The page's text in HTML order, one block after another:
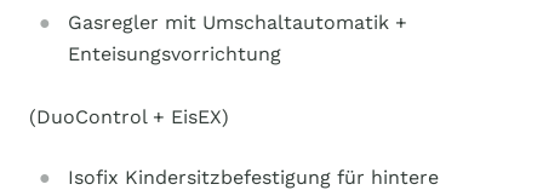
Gasregler mit Umschaltautomatik +
Enteisungsvorrichtung
(DuoControl + EisEX)
Isofix Kindersitzbefestigung für hintere